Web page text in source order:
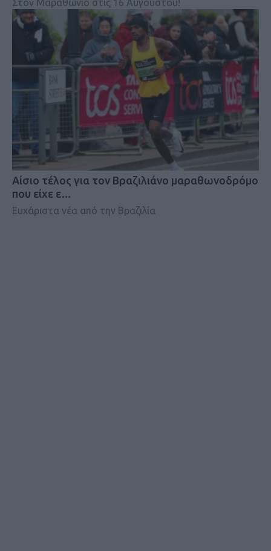
Στον Μαραθώνιο στις 16 Αυγούστου!
Αίσιο τέλος για τον Βραζιλιάνο μαραθωνοδρόμο
που είχε ε…
Ευχάριστα νέα από την Βραζιλία